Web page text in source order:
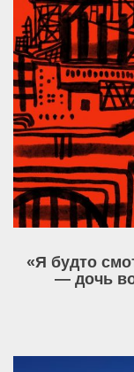
«Я будто
— дочь